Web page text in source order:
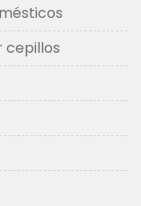
cepillos